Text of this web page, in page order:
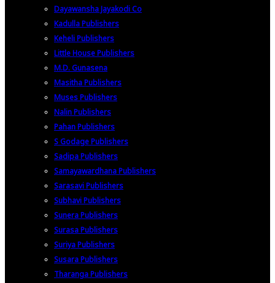
Dayawansha Jayakodi Co
Kadulla Publishers
Keheli Publishers
Little House Publishers
M.D. Gunasena
Masitha Publishers
Muses Publishers
Nalin Publishers
Pahan Publishers
S Godage Publishers
Sadipa Publishers
Samayawardhana Publishers
Sarasavi Publishers
Subhavi Publishers
Sunera Publishers
Surasa Publishers
Suriya Publishers
Susara Publishers
Tharanga Publishers